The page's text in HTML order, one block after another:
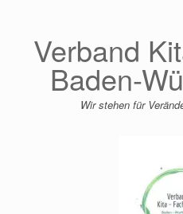
Verband
Baden-
Wir stehen für